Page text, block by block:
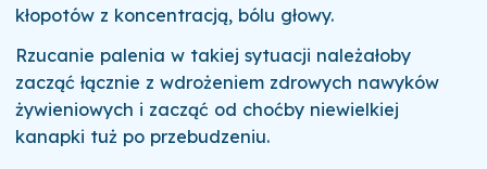
kłopotów z koncentracją, bólu głowy.
Rzucanie palenia w takiej sytuacji należałoby
zacząć łącznie z wdrożeniem zdrowych nawyków
żywieniowych i zacząć od choćby niewielkiej
kanapki tuż po przebudzeniu.